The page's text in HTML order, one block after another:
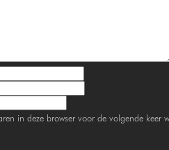
in deze browser voor de volgende keer